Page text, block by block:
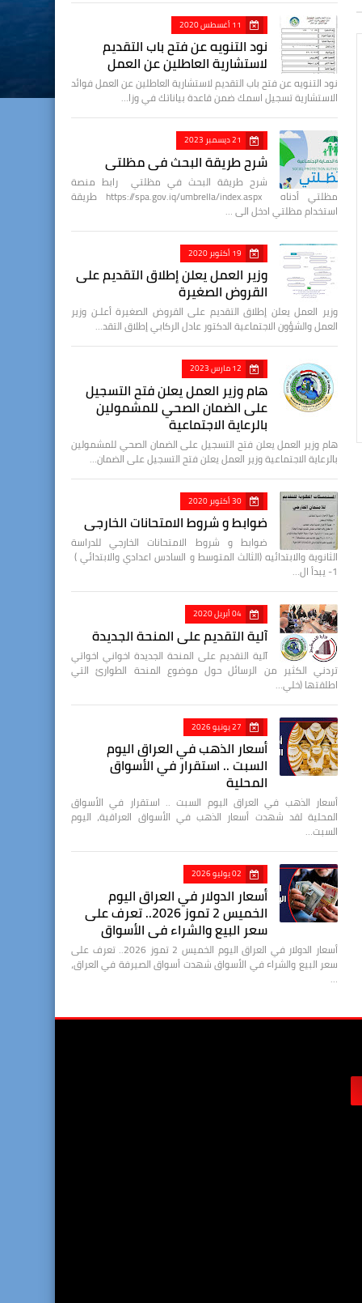
11 أغسطس 2020
نود التنويه عن فتح باب التقديم
لاستشارية العاطلين عن العمل
نود التنويه عن فتح باب التقديم لاستشارية العاطلين عن العمل فوائد
الاستشارية تسجيل اسمك ضمن قاعدة بياناتك في وزا…
21 ديسمبر 2023
شرح طريقة البحث في مظلتي
شرح طريقة البحث في مظلتي رابط منصة
مظلتي أدناه https://spa.gov.iq/umbrella/index.aspx طريقة
استخدام مظلتي ادخل الى …
19 أكتوبر 2020
وزير العمل يعلن إطلاق التقديم على
القروض الصغيرة
وزير العمل يعلن إطلاق التقديم على القروض الصغيرة أعلـن وزير
العمل والشؤون الاجتماعية الدكتور عادل الركابي إطلاق التقد…
12 مارس 2023
هام وزير العمل يعلن فتح التسجيل
على الضمان الصحي للمشمولين
بالرعاية الاجتماعية
هام وزير العمل يعلن فتح التسجيل على الضمان الصحي للمشمولين
بالرعاية الاجتماعية وزير العمل يعلن فتح التسجيل على الضمان…
30 أكتوبر 2020
ضوابط و شروط الامتحانات الخارجي
ضوابط و شروط الامتحانات الخارجي للدراسة
الثانوية والابتدائيه (الثالث المتوسط و السادس اعدادي والابتدائي )
1- يبدأ ال…
04 أبريل 2020
آلية التقديم على المنحة الجديدة
آلية التقديم على المنحة الجديدة اخواني اخواتي
تردني الكثير من الرسائل حول موضوع المنحة الطوارئ التي
اطلقتها (خلي…
27 يونيو 2026
أسعار الذهب في العراق اليوم
السبت .. استقرار في الأسواق
المحلية
أسعار الذهب في العراق اليوم السبت .. استقرار في الأسواق
المحلية لقد شهدت أسعار الذهب في الأسواق العراقية، اليوم
السبت…
02 يوليو 2026
أسعار الدولار في العراق اليوم
الخميس 2 تموز 2026.. تعرف على
سعر البيع والشراء في الأسواق
أسعار الدولار في العراق اليوم الخميس 2 تموز 2026.. تعرف على
سعر البيع والشراء في الأسواق شهدت أسواق الصيرفة في العراق،
…